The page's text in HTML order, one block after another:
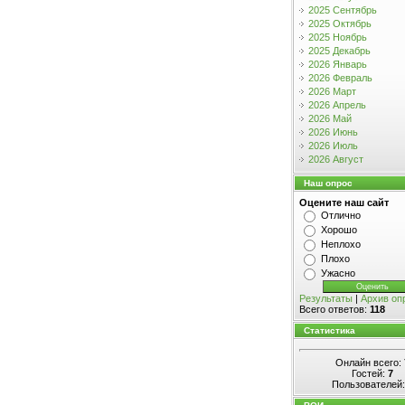
2025 Сентябрь
2025 Октябрь
2025 Ноябрь
2025 Декабрь
2026 Январь
2026 Февраль
2026 Март
2026 Апрель
2026 Май
2026 Июнь
2026 Июль
2026 Август
Наш опрос
Оцените наш сайт
Отлично
Хорошо
Неплохо
Плохо
Ужасно
Результаты | Архив
Всего ответов: 118
Статистика
Онлайн всего:
Гостей: 7
Пользователей: